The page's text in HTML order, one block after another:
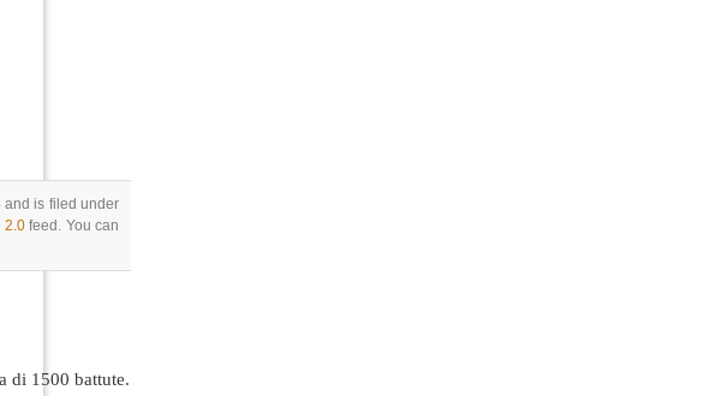
and is filed under
2.0feed. You can
di 1500 battute.